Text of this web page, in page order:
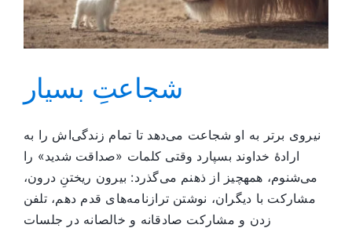
شجاعتِ بسیار
نیروی برتر به او شجاعت می‌دهد تا تمام زندگی‌اش را به
ارادۀ خداوند بسپارد وقتی کلمات «صداقت شدید» را
می‌شنوم، همهچیز از ذهنم می‌گذرد: بیرون ریختنِ درون،
مشارکت با دیگران، نوشتن ترازنامه‌های قدم دهم، تلفن
زدن و مشارکت صادقانه و خالصانه در جلسات